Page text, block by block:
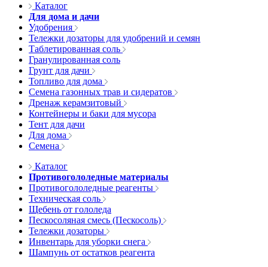
Каталог
Для дома и дачи
Удобрения
Тележки дозаторы для удобрений и семян
Таблетированная соль
Гранулированная соль
Грунт для дачи
Топливо для дома
Семена газонных трав и сидератов
Дренаж керамзитовый
Контейнеры и баки для мусора
Тент для дачи
Для дома
Семена
Каталог
Противогололедные материалы
Противогололедные реагенты
Техническая соль
Щебень от гололеда
Пескосоляная смесь (Пескосоль)
Тележки дозаторы
Инвентарь для уборки снега
Шампунь от остатков реагента